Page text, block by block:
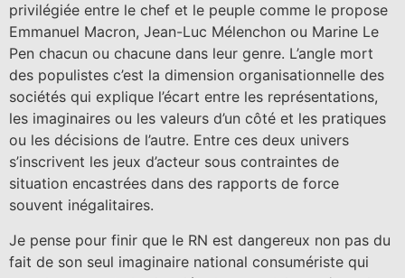
privilégiée entre le chef et le peuple comme le propose
Emmanuel Macron, Jean-Luc Mélenchon ou Marine Le
Pen chacun ou chacune dans leur genre. L’angle mort
des populistes c’est la dimension organisationnelle des
sociétés qui explique l’écart entre les représentations,
les imaginaires ou les valeurs d’un côté et les pratiques
ou les décisions de l’autre. Entre ces deux univers
s’inscrivent les jeux d’acteur sous contraintes de
situation encastrées dans des rapports de force
souvent inégalitaires.
Je pense pour finir que le RN est dangereux non pas du
fait de son seul imaginaire national consumériste qui